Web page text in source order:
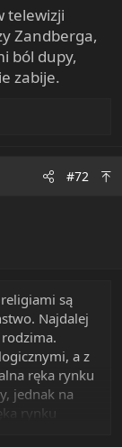
wasze
z drugiej
do
wolny wybór.
telewizji
Zandberga,
ból dupy,
zabije.
#72
są
Najdalej
a z
ręka rynku
jednak na
rynku